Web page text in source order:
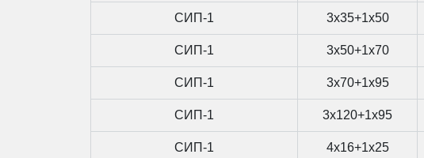
СИП-1 3x35+1x50
СИП-1 3x50+1x70
СИП-1 3x70+1x95
СИП-1 3x120+1x95
СИП-1 4x16+1x25